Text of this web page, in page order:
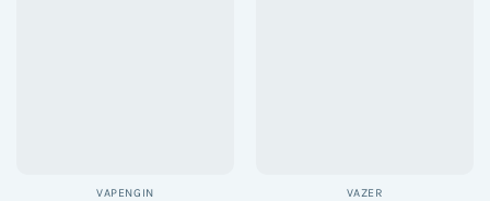
VAPENGIN VAZER